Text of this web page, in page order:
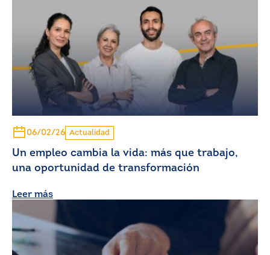
06/02/26 Actualidad
Un empleo cambia la vida: más que trabajo,
una oportunidad de transformación
Leer más